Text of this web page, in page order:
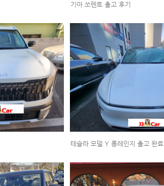
기아 쏘렌토 출고 후기
테슬라 모델 Y 롱레인지 출고 완료